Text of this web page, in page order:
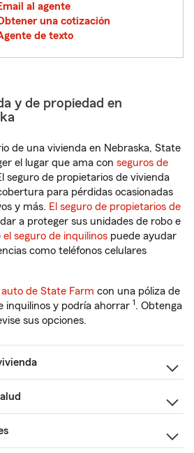
al agente
una cotización
de texto
y de propiedad en
de una vivienda en Nebraska, State
el lugar que ama con seguros de
seguro de propietarios de vivienda
para pérdidas ocasionadas
y más. El seguro de propietarios de
a proteger sus unidades de robo e
el seguro de inquilinos puede ayudar
como teléfonos celulares
de State Farm con una póliza de
inquilinos y podría ahorrar 1. Obtenga
sus opciones.